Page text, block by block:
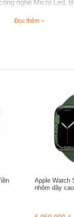
nghệ Micro
tượng bởi nhiều
hợp với nhiều đối
7
mang đến cảm giác
và sử dụng sản
Đọc thêm
Apple Watch
nhôm dây